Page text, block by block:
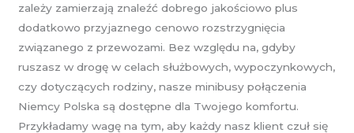
zależy zamierzają znaleźć dobrego jakościowo plus
dodatkowo przyjaznego cenowo rozstrzygnięcia
związanego z przewozami. Bez względu na, gdyby
ruszasz w drogę w celach służbowych, wypoczynkowych,
czy dotyczących rodziny, nasze minibusy połączenia
Niemcy Polska są dostępne dla Twojego komfortu.
Przykładamy wagę na tym, aby każdy nasz klient czuł się